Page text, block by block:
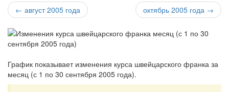
← август 2005 года октябрь 2005 года →
График показывает изменения курса швейцарского франка за
месяц (с 1 по 30 сентября 2005 года).